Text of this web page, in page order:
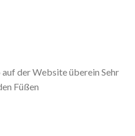
der Website überein Sehr
Füßen